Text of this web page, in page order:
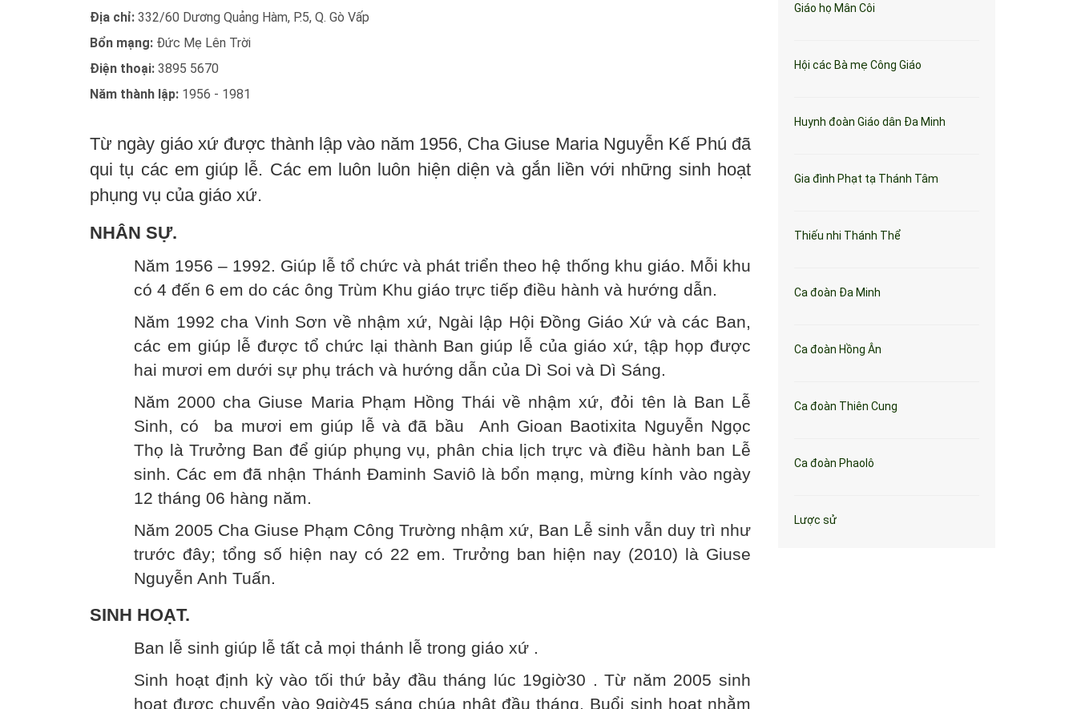
Địa chỉ: 332/60 Dương Quảng Hàm, P.5, Q. Gò Vấp
Bổn mạng: Đức Mẹ Lên Trời
Điện thoại: 3895 5670
Năm thành lập: 1956 - 1981
Từ ngày giáo xứ được thành lập vào năm 1956, Cha Giuse Maria Nguyễn Kế Phú đã
qui tụ các em giúp lễ. Các em luôn luôn hiện diện và gắn liền với những sinh hoạt
phụng vụ của giáo xứ.
NHÂN SỰ.
Năm 1956 – 1992. Giúp lễ tổ chức và phát triển theo hệ thống khu giáo. Mỗi khu
có 4 đến 6 em do các ông Trùm Khu giáo trực tiếp điều hành và hướng dẫn.
Năm 1992 cha Vinh Sơn về nhậm xứ, Ngài lập Hội Đồng Giáo Xứ và các Ban,
các em giúp lễ được tổ chức lại thành Ban giúp lễ của giáo xứ, tập họp được
hai mươi em dưới sự phụ trách và hướng dẫn của Dì Soi và Dì Sáng.
Năm 2000 cha Giuse Maria Phạm Hồng Thái về nhậm xứ, đỏi tên là Ban Lễ
Sinh, có ba mươi em giúp lễ và đã bầu Anh Gioan Baotixita Nguyễn Ngọc
Thọ là Trưởng Ban để giúp phụng vụ, phân chia lịch trực và điều hành ban Lễ
sinh. Các em đã nhận Thánh Đaminh Saviô là bổn mạng, mừng kính vào ngày
12 tháng 06 hàng năm.
Năm 2005 Cha Giuse Phạm Công Trường nhậm xứ, Ban Lễ sinh vẫn duy trì như
trước đây; tổng số hiện nay có 22 em. Trưởng ban hiện nay (2010) là Giuse
Nguyễn Anh Tuấn.
SINH HOẠT.
Ban lễ sinh giúp lễ tất cả mọi thánh lễ trong giáo xứ .
Sinh hoạt định kỳ vào tối thứ bảy đầu tháng lúc 19giờ30 . Từ năm 2005 sinh
hoạt được chuyển vào 9giờ45 sáng chúa nhật đầu tháng. Buổi sinh hoạt nhằm
Giáo họ Mân Côi
Hội các Bà mẹ Công Giáo
Huynh đoàn Giáo dân Đa Minh
Gia đình Phạt tạ Thánh Tâm
Thiếu nhi Thánh Thể
Ca đoàn Đa Minh
Ca đoàn Hồng Ân
Ca đoàn Thiên Cung
Ca đoàn Phaolô
Lược sử